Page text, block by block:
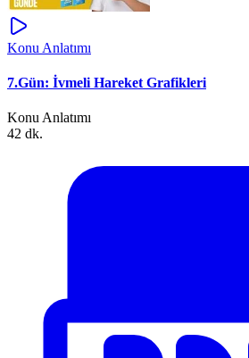
Konu Anlatımı
7.Gün: İvmeli Hareket Grafikleri
Konu Anlatımı
42 dk.